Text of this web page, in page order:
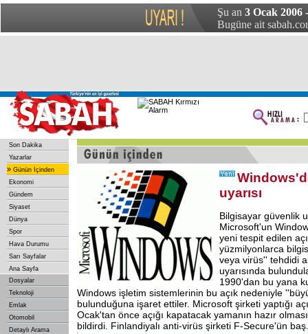
Şu an 3 Ocak 2006
Bugüne ait
Son Dakika
Yazarlar
» Günün İçinden
Ekonomi
Gündem
Siyaset
Dünya
Spor
Hava Durumu
Sarı Sayfalar
Ana Sayfa
Dosyalar
Teknoloji
Emlak
Otomobil
Detaylı Arama
uyarısı
Bilgisayar güvenlik
Microsoft'un
yeni tespit edilen
yüzmilyonlarca
veya virüs'' tehdidi
uyarısında
1990'dan bu yana
Windows işletim sistemlerinin bu açık nedeniyle
bulunduğuna işaret ettiler. Microsoft şirketi yaptığı
Ocak'tan önce açığı kapatacak yamanın hazır
bildirdi. Finlandiyalı anti-virüs şirketi F-Secure'ün baş